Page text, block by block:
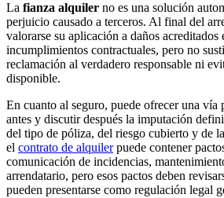
La fianza alquiler no es una solución
perjuicio causado a terceros. Al final del
valorarse su aplicación a daños acreditados
incumplimientos contractuales, pero no
reclamación al verdadero responsable ni
disponible.
En cuanto al seguro, puede ofrecer una vía
antes y discutir después la imputación
del tipo de póliza, del riesgo cubierto y de
el contrato de alquilerpuede contener
comunicación de incidencias,
arrendatario, pero esos pactos deben
pueden presentarse como regulación legal